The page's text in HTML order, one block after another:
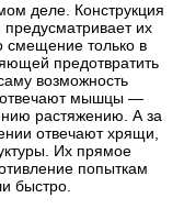
деле. Конструкция
их
смещение только в
предотвратить
возможность
отвечают мышцы —
растяжению. А за
отвечают хрящи,
Их прямое
попыткам
быстро.